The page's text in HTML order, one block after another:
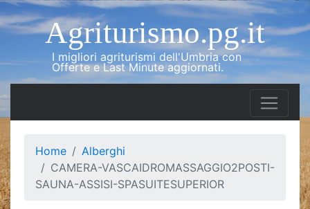
Agriturismo.pg.it
I migliori agriturismi dell'Umbria con
Offerte e Last Minute aggiornati.
Home
Alberghi
CAMERA-VASCAIDROMASSAGGIO2POSTI-
SAUNA-ASSISI-SPASUITESUPERIOR